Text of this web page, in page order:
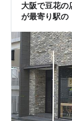
大阪で豆花の
が最寄り駅の